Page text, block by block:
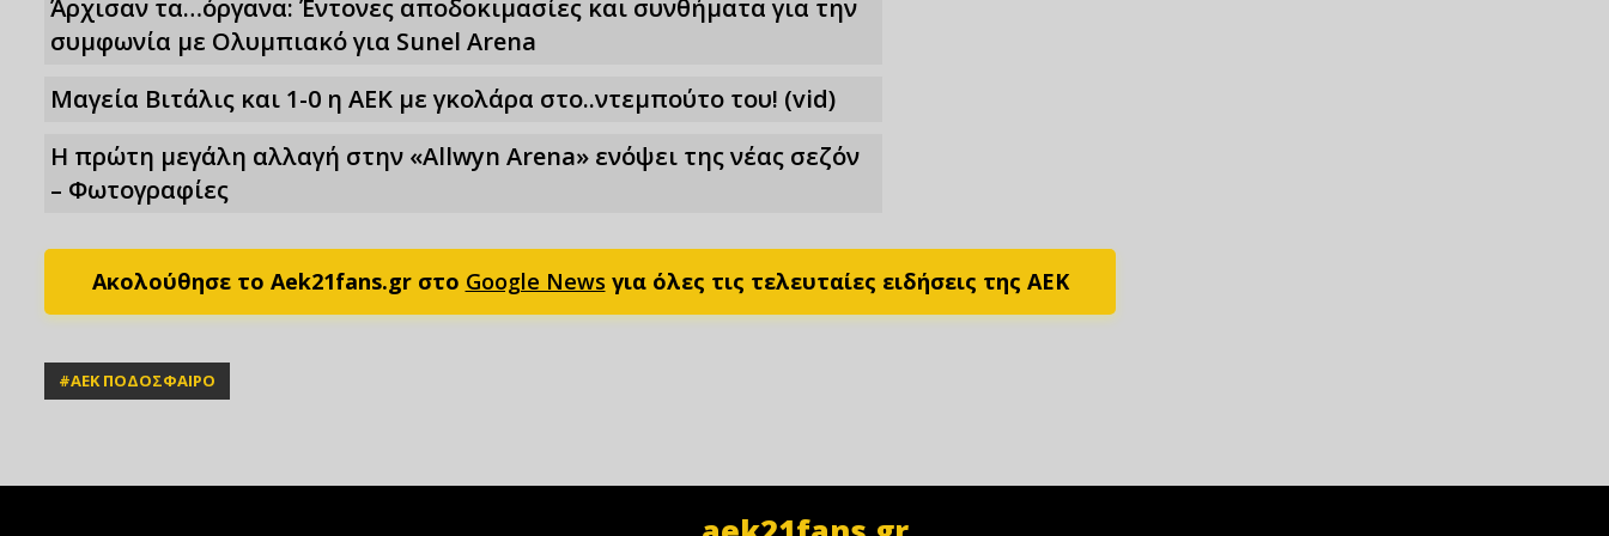
Άρχισαν τα…όργανα: Έντονες αποδοκιμασίες και συνθήματα για την
συμφωνία με Ολυμπιακό για Sunel Arena
Μαγεία Βιτάλις και 1-0 η ΑΕΚ με γκολάρα στο..ντεμπούτο του! (vid)
Η πρώτη μεγάλη αλλαγή στην «Αllwyn Arena» ενόψει της νέας σεζόν
– Φωτoγραφίες
Ακολούθησε το Aek21fans.gr στο Google News για όλες τις τελευταίες ειδήσεις της ΑΕΚ
#ΑΕΚ ΠΟΔΟΣΦΑΙΡΟ